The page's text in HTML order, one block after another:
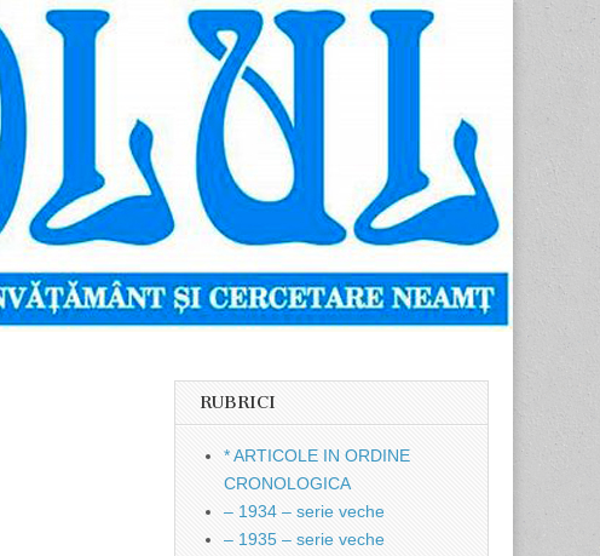
RUBRICI
* ARTICOLE IN ORDINE
CRONOLOGICA
– 1934 – serie veche
– 1935 – serie veche